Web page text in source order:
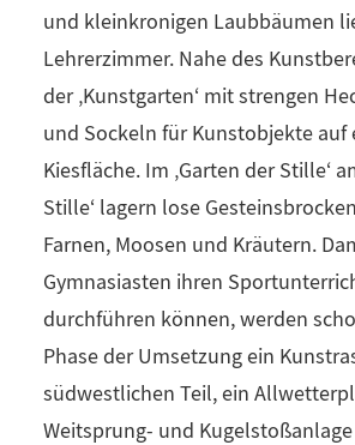
und kleinkronigen Laubbäumen
Lehrerzimmer. Nahe des
der ‚Kunstgarten‘ mit strengen
und Sockeln für Kunstobjekte auf
Kiesfläche. Im ‚Garten der Stille‘
Stille‘ lagern lose
Farnen, Moosen und Kräutern.
Gymnasiasten ihren
durchführen können, werden
Phase der Umsetzung ein
südwestlichen Teil, ein
Weitsprung- und